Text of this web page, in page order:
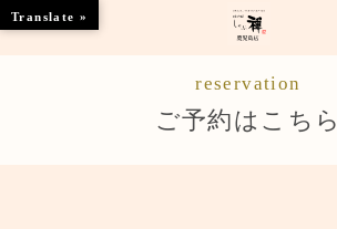
reservation
ご予約はこちら
Translate »